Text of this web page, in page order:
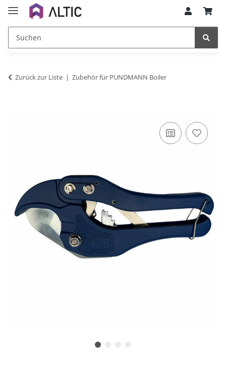
Zurück zur Liste Zubehör für PUNDMANN Boiler